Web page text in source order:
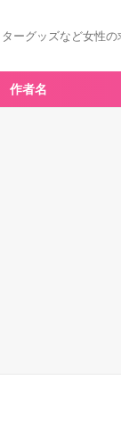
ーグッズなど女性
作者名